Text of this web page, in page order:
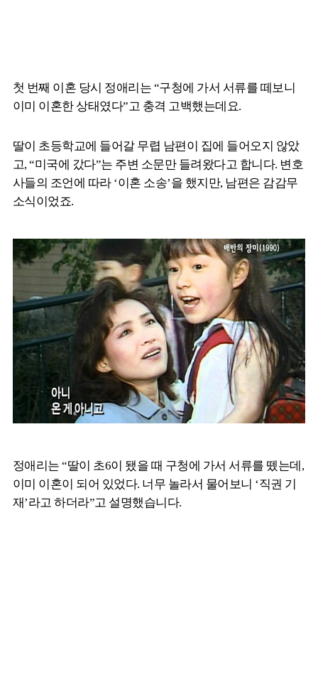
첫 번째 이혼 당시 정애리는 “구청에 가서 서류를 떼보니
이미 이혼한 상태였다”고 충격 고백했는데요.
딸이 초등학교에 들어갈 무렵 남편이 집에 들어오지 않았
고, “미국에 갔다”는 주변 소문만 들려왔다고 합니다. 변호
사들의 조언에 따라 ‘이혼 소송’을 했지만, 남편은 감감무
소식이었죠.
정애리는 “딸이 초6이 됐을 때 구청에 가서 서류를 뗐는데,
이미 이혼이 되어 있었다. 너무 놀라서 물어보니 ‘직권 기
재’라고 하더라”고 설명했습니다.